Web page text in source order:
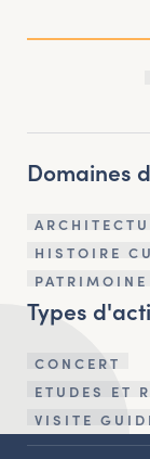
Domaines
HISTOIRE
PATRIMOINE
Types
CONCERT
ETUDES ET
VISITE